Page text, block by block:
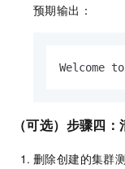
预期输出：
Welcome
（可选）步骤四
删除创建的集群